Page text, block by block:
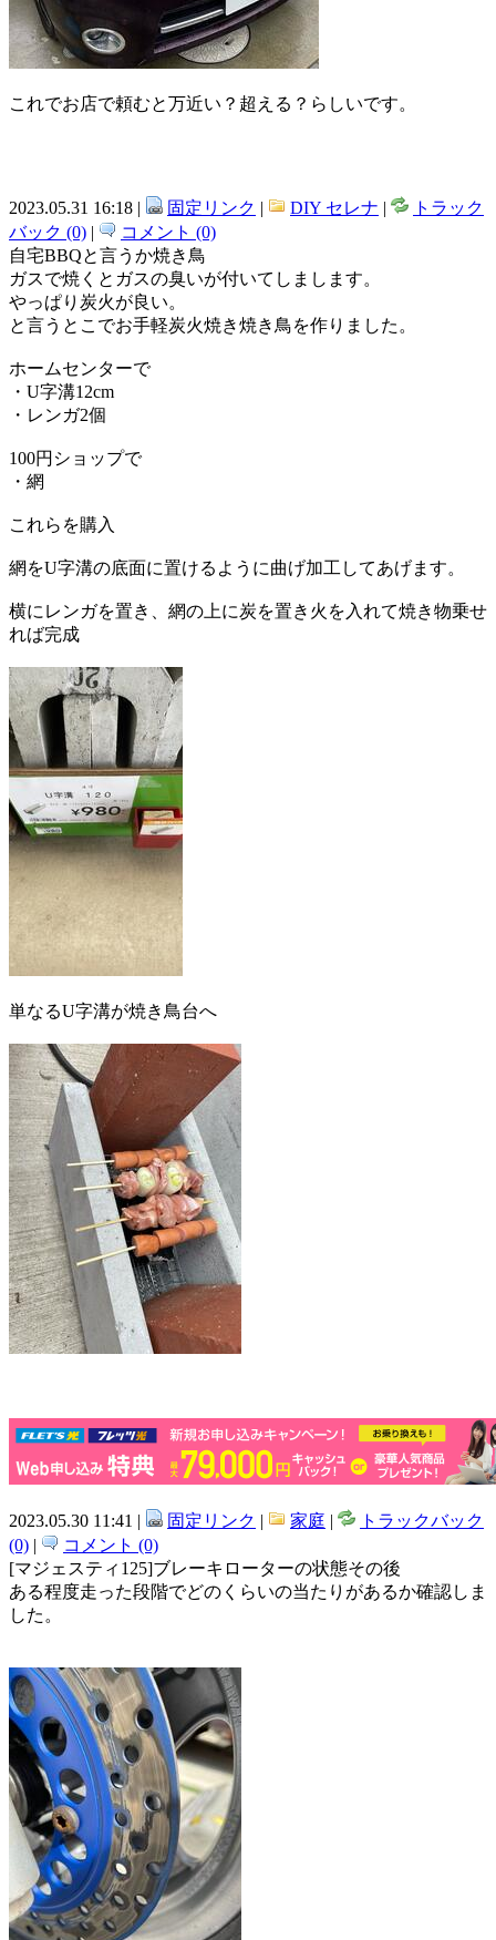
これでお店で頼むと万近い？超える？らしいです。
2023.05.31 16:18 | 固定リンク | DIY セレナ |
トラック
バック (0) |
コメント (0)
自宅BBQと言うか焼き鳥
ガスで焼くとガスの臭いが付いてしまします。
やっぱり炭火が良い。
と言うとこでお手軽炭火焼き焼き鳥を作りました。
ホームセンターで
・U字溝12cm
・レンガ2個
100円ショップで
・網
これらを購入
網をU字溝の底面に置けるように曲げ加工してあげます。
横にレンガを置き、網の上に炭を置き火を入れて焼き物乗せ
れば完成
単なるU字溝が焼き鳥台へ
2023.05.30 11:41 | 固定リンク | 家庭 |
トラックバック
(0) |
コメント (0)
[マジェスティ125]ブレーキローターの状態その後
ある程度走った段階でどのくらいの当たりがあるか確認しま
した。